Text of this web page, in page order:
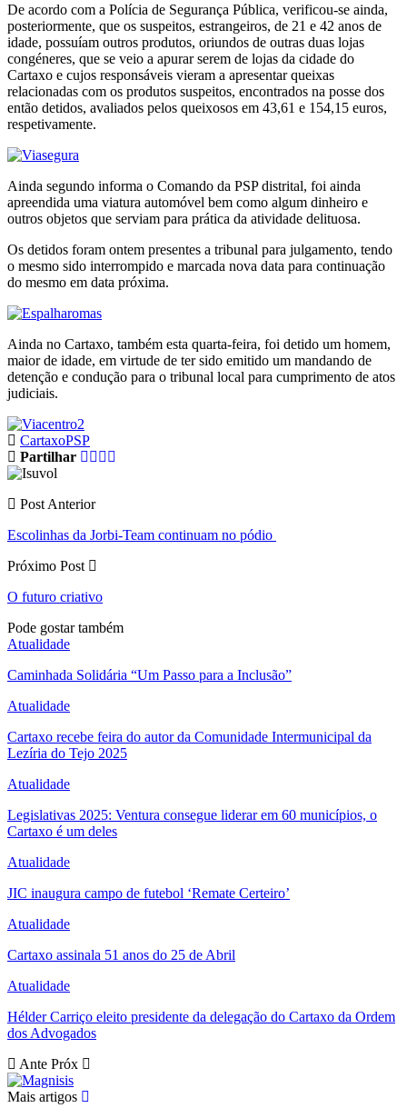
De acordo com a Polícia de Segurança Pública, verificou-se ainda,
posteriormente, que os suspeitos, estrangeiros, de 21 e 42 anos de
idade, possuíam outros produtos, oriundos de outras duas lojas
congéneres, que se veio a apurar serem de lojas da cidade do
Cartaxo e cujos responsáveis vieram a apresentar queixas
relacionadas com os produtos suspeitos, encontrados na posse dos
então detidos, avaliados pelos queixosos em 43,61 e 154,15 euros,
respetivamente.
Ainda segundo informa o Comando da PSP distrital, foi ainda
apreendida uma viatura automóvel bem como algum dinheiro e
outros objetos que serviam para prática da atividade delituosa.
Os detidos foram ontem presentes a tribunal para julgamento, tendo
o mesmo sido interrompido e marcada nova data para continuação
do mesmo em data próxima.
Ainda no Cartaxo, também esta quarta-feira, foi detido um homem,
maior de idade, em virtude de ter sido emitido um mandando de
detenção e condução para o tribunal local para cumprimento de atos
judiciais.
CartaxoPSP
Partilhar
Post Anterior
Escolinhas da Jorbi-Team continuam no pódio
Próximo Post
O futuro criativo
Pode gostar também
Atualidade
Caminhada Solidária “Um Passo para a Inclusão”
Atualidade
Cartaxo recebe feira do autor da Comunidade Intermunicipal da
Lezíria do Tejo 2025
Atualidade
Legislativas 2025: Ventura consegue liderar em 60 municípios, o
Cartaxo é um deles
Atualidade
JIC inaugura campo de futebol ‘Remate Certeiro’
Atualidade
Cartaxo assinala 51 anos do 25 de Abril
Atualidade
Hélder Carriço eleito presidente da delegação do Cartaxo da Ordem
dos Advogados
Ante Próx
Mais artigos